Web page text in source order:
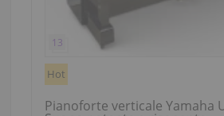
Hot
Pianoforte verticale Yamaha